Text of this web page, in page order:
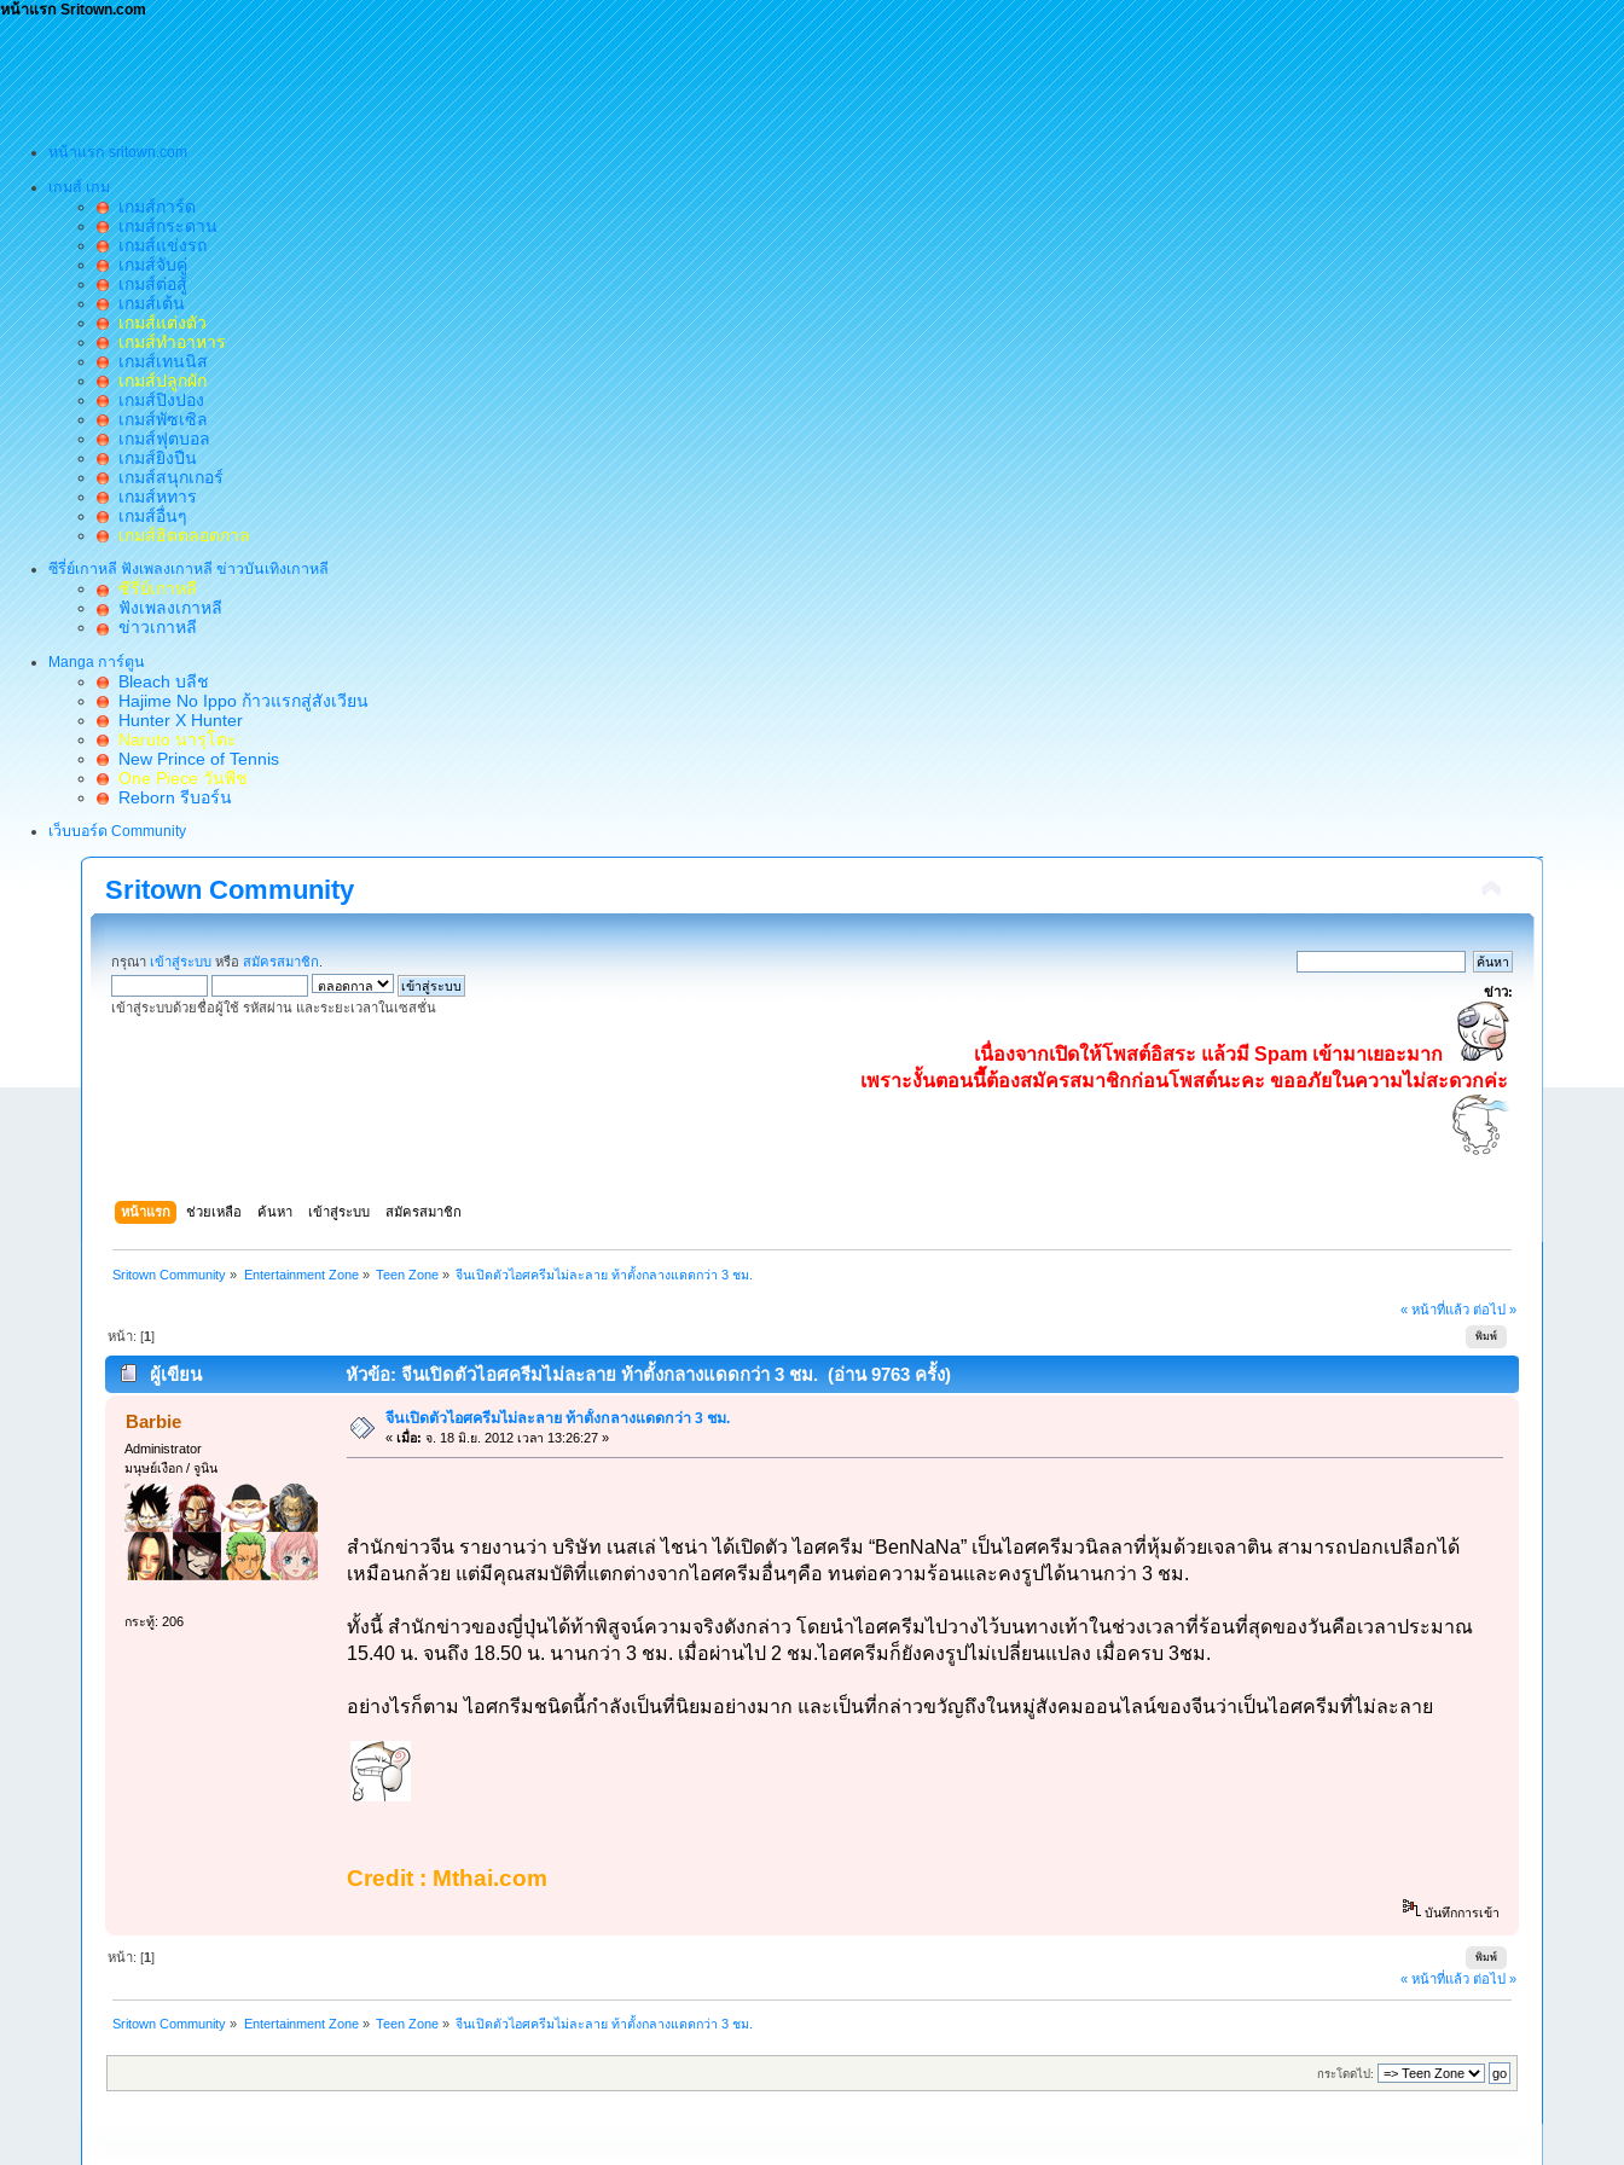
หน้าแรก Sritown.com
หน้าแรก sritown.com
เกมส์ เกม
เกมส์การ์ด
เกมส์กระดาน
เกมส์แข่งรถ
เกมส์จับคู่
เกมส์ต่อสู้
เกมส์เต้น
เกมส์แต่งตัว
เกมส์ทำอาหาร
เกมส์เทนนิส
เกมส์ปลูกผัก
เกมส์ปิงปอง
เกมส์พัซเซิล
เกมส์ฟุตบอล
เกมส์ยิงปืน
เกมส์สนุกเกอร์
เกมส์หทาร
เกมส์อื่นๆ
เกมส์ฮิตตลอดกาล
ซีรี่ย์เกาหลี ฟังเพลงเกาหลี ข่าวบันเทิงเกาหลี
ซีรี่ย์เกาหลี
ฟังเพลงเกาหลี
ข่าวเกาหลี
Manga การ์ตูน
Bleach บลีช
Hajime No Ippo ก้าวแรกสู่สังเวียน
Hunter X Hunter
Naruto นารุโตะ
New Prince of Tennis
One Piece วันพีช
Reborn รีบอร์น
เว็บบอร์ด Community
Sritown Community
กรุณา เข้าสู่ระบบ หรือสมัครสมาชิก
เข้าสู่ระบบด้วยชื่อผู้ใช้ รหัสผ่าน และระยะเวลาในเซสชั่น
ข่าว:
เนื่องจากเปิดให้โพสต์อิสระ แล้วมี Spam เข้ามาเยอะมาก
เพราะงั้นตอนนี้ต้องสมัครสมาชิกก่อนโพสต์นะคะ ขออภัยในความไม่สะดวกค่ะ
หน้าแรก ช่วยเหลือ ค้นหา เข้าสู่ระบบ สมัครสมาชิก
Sritown Community » Entertainment Zone» Teen Zone » จีนเปิดตัวไอศครีมไม่ละลาย ท้าตั้งกลางแดดกว่า 3 ชม.
« หน้าที่แล้ว ต่อไป »
พิมพ์
หน้า: [1]
ผู้เขียน หัวข้อ: จีนเปิดตัวไอศครีมไม่ละลาย ท้าตั้งกลางแดดกว่า 3 ชม. (อ่าน 9763 ครั้ง)
Barbie
Administrator
มนุษย์เงือก / จูนิน
กระทู้: 206
จีนเปิดตัวไอศครีมไม่ละลาย ท้าตั้งกลางแดดกว่า 3 ชม.
«เมื่อ: จ. 18 มิ.ย. 2012 เวลา 13:26:27 »
สำนักข่าวจีน รายงานว่า บริษัท เนสเล่ ไชน่า ได้เปิดตัว ไอศครีม “BenNaNa” เป็นไอศครีมวนิลลาที่หุ้มด้วยเจลาติน สามารถปอกเปลือกได้
เหมือนกล้วย แต่มีคุณสมบัติที่แตกต่างจากไอศครีมอื่นๆคือ ทนต่อความร้อนและคงรูปได้นานกว่า 3 ชม.
ทั้งนี้ สำนักข่าวของญี่ปุ่นได้ท้าพิสูจน์ความจริงดังกล่าว โดยนำไอศครีมไปวางไว้บนทางเท้าในช่วงเวลาที่ร้อนที่สุดของวันคือเวลาประมาณ
15.40 น. จนถึง 18.50 น. นานกว่า 3 ชม. เมื่อผ่านไป 2 ชม.ไอศครีมก็ยังคงรูปไม่เปลี่ยนแปลง เมื่อครบ 3ชม.
อย่างไรก็ตาม ไอศกรีมชนิดนี้กำลังเป็นที่นิยมอย่างมาก และเป็นที่กล่าวขวัญถึงในหมู่สังคมออนไลน์ของจีนว่าเป็นไอศครีมที่ไม่ละลาย
Credit : Mthai.com
บันทึกการเข้า
พิมพ์
หน้า: [1]
« หน้าที่แล้ว ต่อไป »
Sritown Community » Entertainment Zone» Teen Zone » จีนเปิดตัวไอศครีมไม่ละลาย ท้าตั้งกลางแดดกว่า 3 ชม.
กระโดดไป: